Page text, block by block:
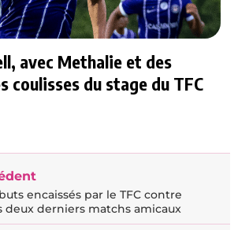
avec Methalie et des
coulisses du stage du TFC
encaissés par le TFC contre
deux derniers matchs amicaux